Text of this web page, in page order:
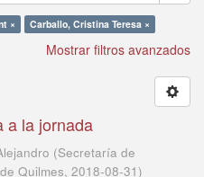
× Carballo, Cristina Teresa ×
Mostrar filtros avanzados
a la jornada
(Secretaría de
Quilmes, 2018-08-31)